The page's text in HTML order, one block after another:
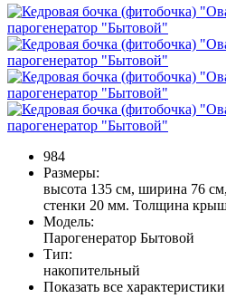
984
Размеры:
высота 135 см, ширина 76
стенки 20 мм. Толщина
Модель:
Парогенератор Бытовой
Тип:
накопительный
Показать все характеристики